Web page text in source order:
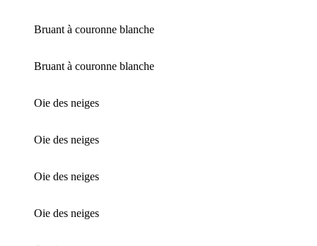
Bruant à couronne blanche
Bruant à couronne blanche
Oie des neiges
Oie des neiges
Oie des neiges
Oie des neiges